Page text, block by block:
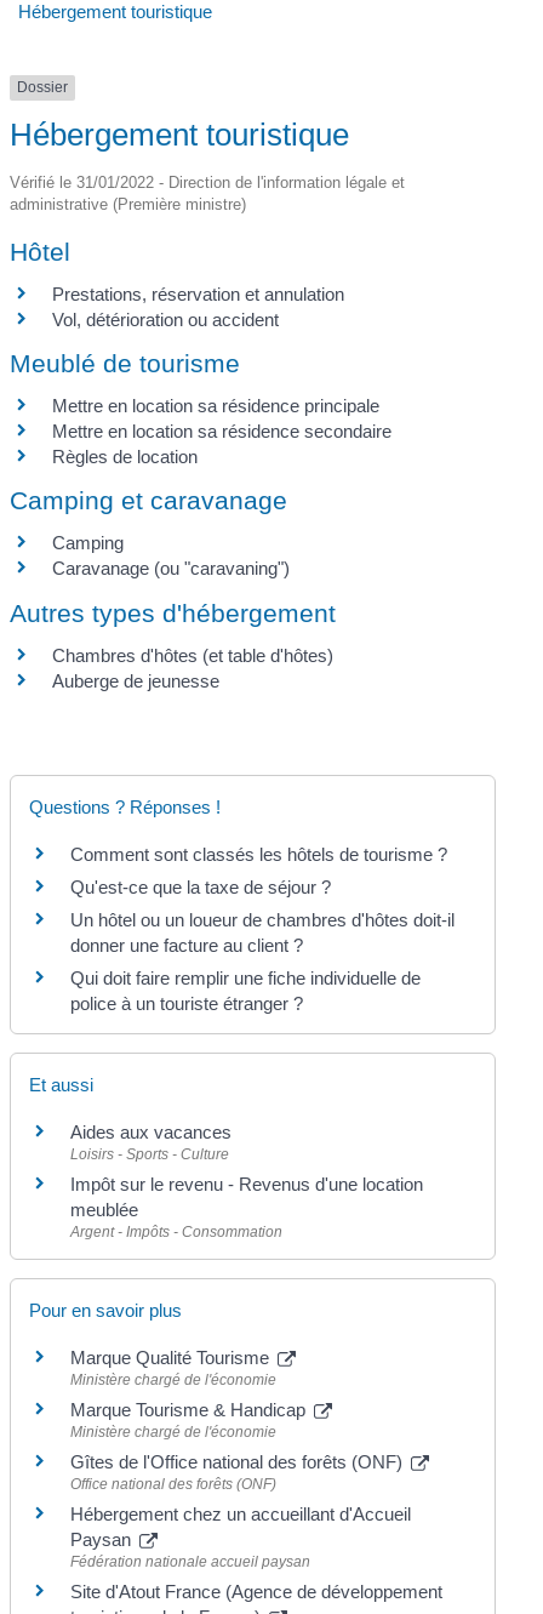
Hébergement touristique
Dossier
Hébergement touristique
Vérifié le 31/01/2022 - Direction de l'information légale et
administrative (Première ministre)
Hôtel
Prestations, réservation et annulation
Vol, détérioration ou accident
Meublé de tourisme
Mettre en location sa résidence principale
Mettre en location sa résidence secondaire
Règles de location
Camping et caravanage
Camping
Caravanage (ou "caravaning")
Autres types d'hébergement
Chambres d'hôtes (et table d'hôtes)
Auberge de jeunesse
Questions ? Réponses !
Comment sont classés les hôtels de tourisme ?
Qu'est-ce que la taxe de séjour ?
Un hôtel ou un loueur de chambres d'hôtes doit-il
donner une facture au client ?
Qui doit faire remplir une fiche individuelle de
police à un touriste étranger ?
Et aussi
Aides aux vacances
Loisirs - Sports - Culture
Impôt sur le revenu - Revenus d'une location
meublée
Argent - Impôts - Consommation
Pour en savoir plus
Marque Qualité Tourisme
Ministère chargé de l'économie
Marque Tourisme & Handicap
Ministère chargé de l'économie
Gîtes de l'Office national des forêts (ONF)
Office national des forêts (ONF)
Hébergement chez un accueillant d'Accueil
Paysan
Fédération nationale accueil paysan
Site d'Atout France (Agence de développement